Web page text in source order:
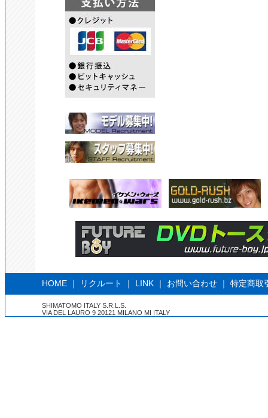
HOME ｜ リクルート ｜ LINK ｜ お問い合わせ ｜ 特定商取
SHIMATOMO ITALY S.R.L.S.
VIA DEL LAURO 9 20121 MILANO MI ITALY